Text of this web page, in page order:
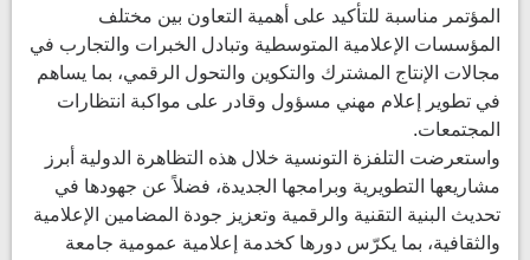
المؤتمر مناسبة للتأكيد على أهمية التعاون بين مختلف
المؤسسات الإعلامية المتوسطية وتبادل الخبرات والتجارب في
مجالات الإنتاج المشترك والتكوين والتحول الرقمي، بما يساهم
في تطوير إعلام مهني مسؤول وقادر على مواكبة انتظارات
المجتمعات.
واستعرضت التلفزة التونسية خلال هذه التظاهرة الدولية أبرز
مشاريعها التطويرية وبرامجها الجديدة، فضلاً عن جهودها في
تحديث البنية التقنية والرقمية وتعزيز جودة المضامين الإعلامية
والثقافية، بما يكرّس دورها كخدمة إعلامية عمومية جامعة